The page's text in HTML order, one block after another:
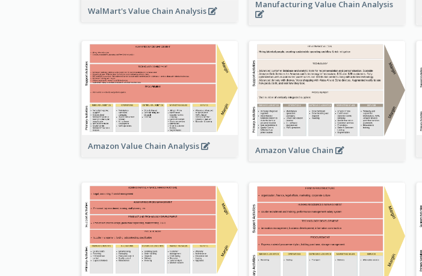
WalMart's Value Chain Analysis
Manufacturing Value Chain Analysis
Amazon Value Chain Analysis Amazon Value Chain